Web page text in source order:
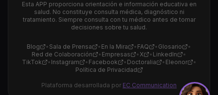
Esta APP proporciona orientación e información educativa en
salud. No constituye consulta médica, diagnóstico ni
tratamiento. Siempre consulta con tu médico antes de tomar
decisiones sobre tu salud.
Blog • Sala de Prensa • En la Mira • FAQ • Glosario
•
Red de Colaboración
• Empresas •X • LinkedIn
•
TikTok
• Instagram • Facebook • Doctoralia • Eleonor
•
Política de Privacidad
Plataforma desarrollada por EC Communication